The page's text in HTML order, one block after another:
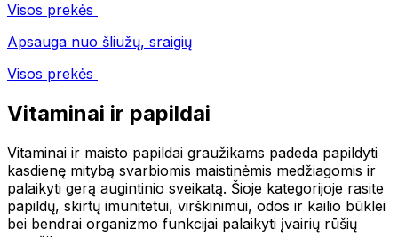
Visos prekės
Apsauga nuo šliužų, sraigių
Visos prekės
Vitaminai ir papildai
Vitaminai ir maisto papildai graužikams padeda papildyti
kasdienę mitybą svarbiomis maistinėmis medžiagomis ir
palaikyti gerą augintinio sveikatą. Šioje kategorijoje rasite
papildų, skirtų imunitetui, virškinimui, odos ir kailio būklei
bei bendrai organizmo funkcijai palaikyti įvairių rūšių